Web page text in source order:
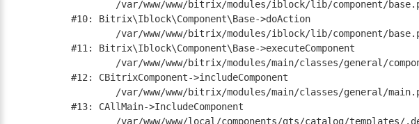
#10: Bitrix\Iblock\Component\Base->doAction
#11: Bitrix\Iblock\Component\Base->executeComponent
#12: CBitrixComponent->includeComponent
#13: CAllMain->IncludeComponent